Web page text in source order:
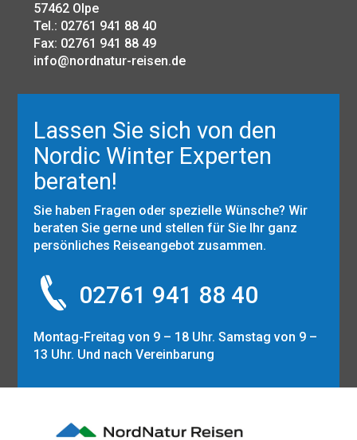
57462 Olpe
Tel.: 02761 941 88 40
Fax: 02761 941 88 49
info@nordnatur-reisen.de
Lassen Sie sich von den
Nordic Winter Experten
beraten!
Sie haben Fragen oder spezielle Wünsche? Wir
beraten Sie gerne und stellen für Sie Ihr ganz
persönliches Reiseangebot zusammen.
02761 941 88 40
Montag-Freitag von 9 – 18 Uhr. Samstag von 9 –
13 Uhr. Und nach Vereinbarung